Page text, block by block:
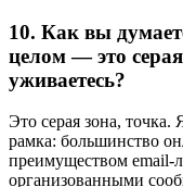
10. Как вы
целом — это
уживаетесь?
Это серая зона, точка.
рамка: большинство
преимуществом email-
организованными